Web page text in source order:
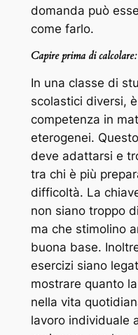
domanda può
come farlo.
Capire prima di
In una classe di
scolastici diversi,
competenza in
eterogenei.
deve adattarsi e
tra chi è più
difficoltà. La
non siano troppo
ma che stimolino
buona base.
esercizi siano
mostrare quanto
nella vita
lavoro individuale